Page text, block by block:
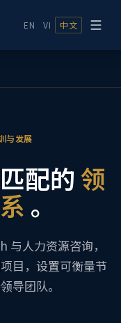
EN VI 中文
与发展
配的领
。
人力资源咨询，
目，设置可衡量节
导团队。